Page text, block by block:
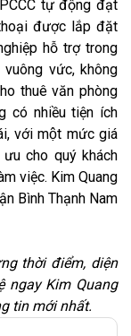
tự động đạt
được lắp đặt
hỗ trợ trong
vức, không
thuê văn phòng
có nhiều tiện ích
với một mức giá
cho quý khách
việc. Kim Quang
Bình Thạnh Nam
thời điểm, diện
ngay Kim Quang
tin mới nhất.